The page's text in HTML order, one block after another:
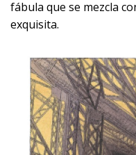
fábula que se mezcla
exquisita.